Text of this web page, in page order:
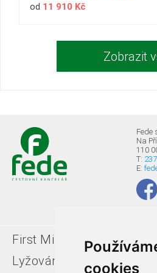
cookies
od 11 910 Kč
Zobrazit
Fede
Na
110
T:
E:
First Minute
Lyžování v Itálii